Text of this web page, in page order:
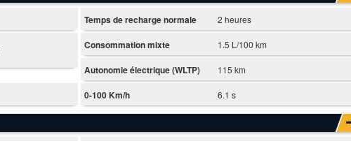
Temps de recharge normale 2 heures
Consommation mixte 1.5 L/100 km
Autonomie électrique (WLTP) 115 km
0-100 Km/h 6.1 s